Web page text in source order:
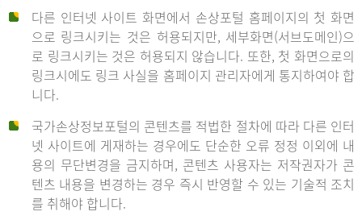
다른 인터넷 사이트 화면에서 손상포털 홈페이지의 첫 화면
으로 링크시키는 것은 허용되지만, 세부화면(서브도메인)으
로 링크시키는 것은 허용되지 않습니다. 또한, 첫 화면으로의
링크시에도 링크 사실을 홈페이지 관리자에게 통지하여야 합
니다.
국가손상정보포털의 콘텐츠를 적법한 절차에 따라 다른 인터
넷 사이트에 게재하는 경우에도 단순한 오류 정정 이외에 내
용의 무단변경을 금지하며, 콘텐츠 사용자는 저작권자가 콘
텐츠 내용을 변경하는 경우 즉시 반영할 수 있는 기술적 조치
를 취해야 합니다.